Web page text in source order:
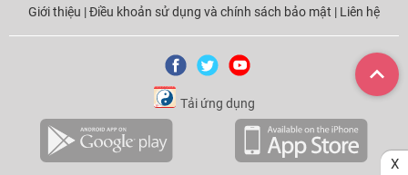
Giới thiệu |Điều khoản sử dụng và chính sách bảo mật | Liên hệ
Tải ứng dụng
X